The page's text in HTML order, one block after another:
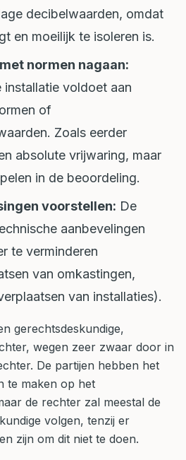
decibelwaarden, omdat
en moeilijk te isoleren is.
normen nagaan:
voldoet aan
of
Zoals eerder
absolute vrijwaring, maar
in de beoordeling.
voorstellen: De
aanbevelingen
te verminderen
van omkastingen,
van installaties).
gerechtsdeskundige,
wegen zeer zwaar door in
De partijen hebben het
te maken op het
de rechter zal meestal de
volgen, tenzij er
zijn om dit niet te doen.